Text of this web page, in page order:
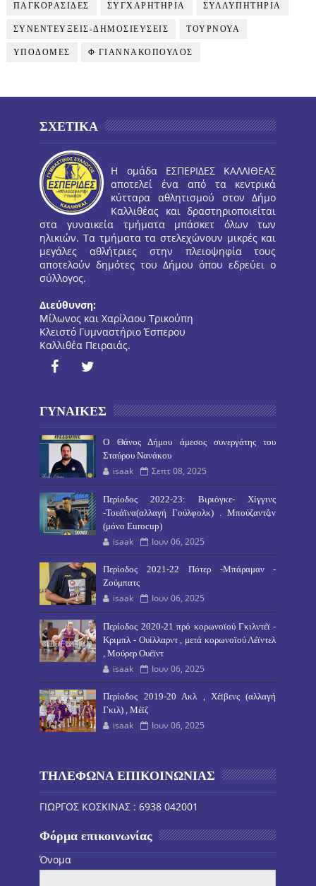
ΠΑΓΚΟΡΑΣΙΔΕΣ ΣΥΓΧΑΡΗΤΗΡΙΑ ΣΥΛΛΥΠΗΤΗΡΙΑ
ΣΥΝΕΝΤΕΥΞΕΙΣ-ΔΗΜΟΣΙΕΥΣΕΙΣ ΤΟΥΡΝΟΥΑ
ΥΠΟΔΟΜΕΣ Φ ΓΙΑΝΝΑΚΟΠΟΥΛΟΣ
ΣΧΕΤΙΚΑ
Η ομάδα ΕΣΠΕΡΙΔΕΣ ΚΑΛΛΙΘΕΑΣ
αποτελεί ένα από τα κεντρικά
κύτταρα αθλητισμού στον Δήμο
Καλλιθέας και δραστηριοποιείται
στα γυναικεία τμήματα μπάσκετ όλων των
ηλικιών. Τα τμήματα τα στελεχώνουν μικρές και
μεγάλες αθλήτριες στην πλειοψηφία τους
αποτελούν δημότες του Δήμου όπου εδρεύει ο
σύλλογος.
Διεύθυνση:
Μίλωνος και Χαρίλαου Τρικούπη
Κλειστό Γυμναστήριο Έσπερου
Καλλιθέα Πειραιάς.
ΓΥΝΑΙΚΕΣ
O Θάνος Δήμου άμεσος συνεργάτης του
Σταύρου Νανάκου
isaak Σεπτ 08, 2025
Περίοδος 2022-23: Βιριόγκε- Χίγγινς
-Τοεάϊνα(αλλαγή Γούλφολκ) . Μπούζαντζιν
(μόνο Eurocup)
isaak Ιουν 06, 2025
Περίοδος 2021-22 Πότερ -Μπάραμαν -
Ζούμπατς
isaak Ιουν 06, 2025
Περίοδος 2020-21 πρό κορωνοϊού Γκιλντέϊ -
Κριμπλ - Ουίλλαρντ , μετά κορωνοϊού Λέϊντελ
, Μούρερ Ουέϊντ
isaak Ιουν 06, 2025
Περίοδος 2019-20 Ακλ , Χέϊβενς (αλλαγή
Γκιλ) , Μέϊζ
isaak Ιουν 06, 2025
ΤΗΛΕΦΩΝΑ ΕΠΙΚΟΙΝΩΝΙΑΣ
ΓΙΩΡΓΟΣ ΚΟΣΚΙΝΑΣ : 6938 042001
Φόρμα επικοινωνίας
Όνομα